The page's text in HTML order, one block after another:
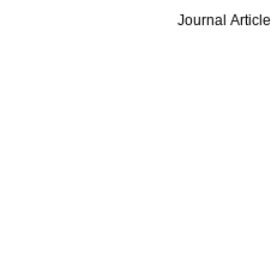
Journal Article